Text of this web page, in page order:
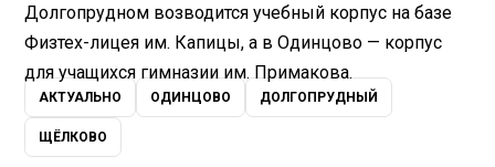
Долгопрудном возводится учебный корпус на базе
Физтех-лицея им. Капицы, а в Одинцово — корпус
для учащихся гимназии им. Примакова.
АКТУАЛЬНО ОДИНЦОВО ДОЛГОПРУДНЫЙ
ЩЁЛКОВО